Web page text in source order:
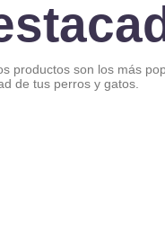
productos son los más
de tus perros y gatos.